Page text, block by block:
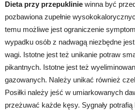
Dieta przy przepuklinie winna być
pozbawiona zupełnie
temu możliwe jest ograniczenie
wypadku osób z nadwagą niezbędne
wagi. Istotne jest też unikanie potraw
pikantnych. Istotne jest też
gazowanych. Należy unikać również
Posiłki należy jeść w umiarkowanych
przeżuwać każde kęsy. Sygnały